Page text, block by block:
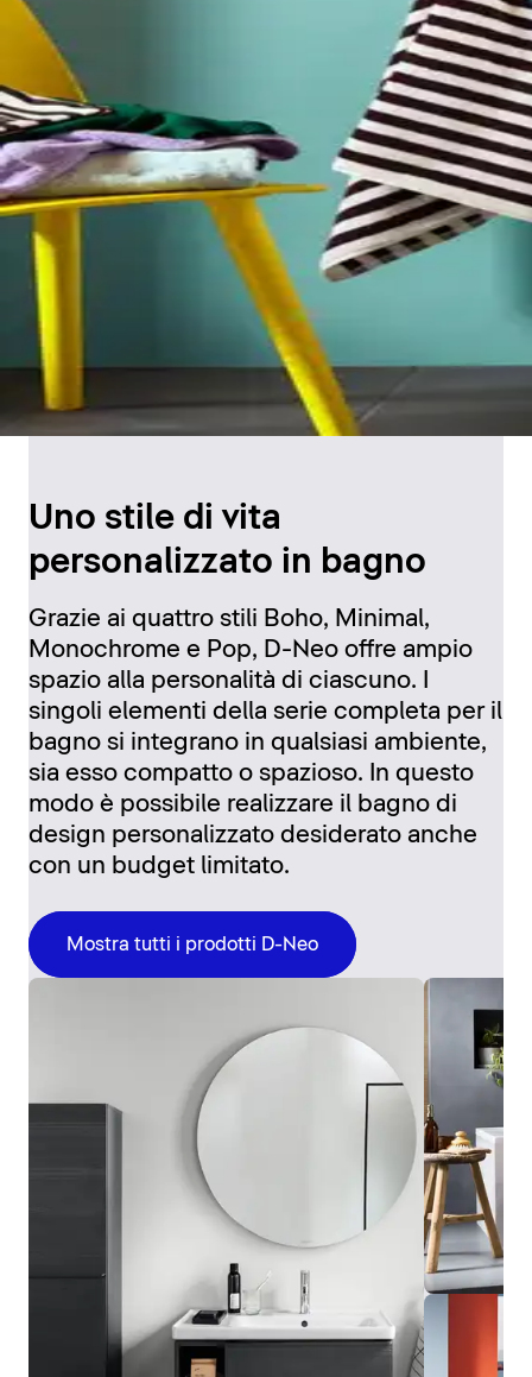
Uno stile di vita
personalizzato in bagno
Grazie ai quattro stili Boho, Minimal,
Monochrome e Pop, D-Neo offre ampio
spazio alla personalità di ciascuno. I
singoli elementi della serie completa per il
bagno si integrano in qualsiasi ambiente,
sia esso compatto o spazioso. In questo
modo è possibile realizzare il bagno di
design personalizzato desiderato anche
con un budget limitato.
Mostra tutti i prodotti D-Neo